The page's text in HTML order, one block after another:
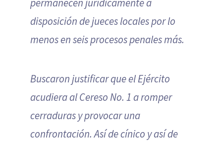
disposición de jueces locales por lo
menos en seis procesos penales más.
Buscaron justificar que el Ejército
acudiera al Cereso No. 1 a romper
cerraduras y provocar una
confrontación. Así de cínico y así de